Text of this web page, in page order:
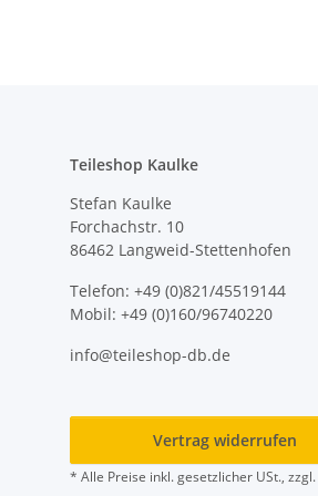
Teileshop Kaulke
Stefan Kaulke
Forchachstr. 10
86462 Langweid-Stettenhofen
Telefon: +49 (0)821/45519144
Mobil: +49 (0)160/96740220
info@teileshop-db.de
Vertrag widerrufen
* Alle Preise inkl. gesetzlicher USt., zzgl.